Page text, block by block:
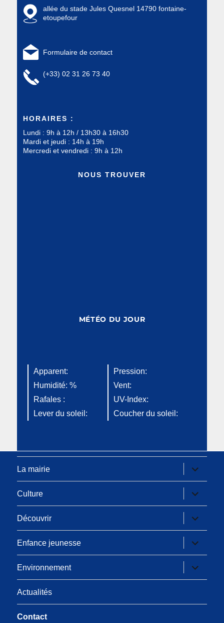
allée du stade Jules Quesnel 14790 fontaine-
etoupefour
Formulaire de contact
(+33) 02 31 26 73 40
HORAIRES :
Lundi : 9h à 12h / 13h30 à 16h30
Mardi et jeudi : 14h à 19h
Mercredi et vendredi : 9h à 12h
NOUS TROUVER
MÉTÉO DU JOUR
Apparent:
Pression:
Humidité: %
Vent:
Rafales :
UV-Index:
Lever du soleil:
Coucher du soleil:
La mairie
Culture
Découvrir
Enfance jeunesse
Environnement
Actualités
Contact